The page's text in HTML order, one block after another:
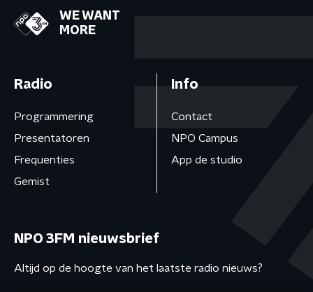
WE WANT
MORE
Radio
Programmering
Presentatoren
Frequenties
Gemist
Info
Contact
NPO Campus
App de studio
NPO 3FM nieuwsbrief
Altijd op de hoogte van het laatste radio nieuws?